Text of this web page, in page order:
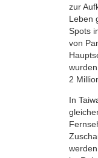
zur
Leben
Spots
von
2
In